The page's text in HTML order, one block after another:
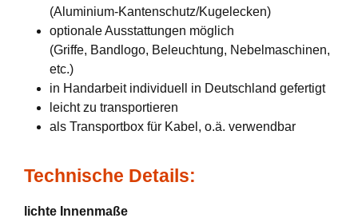
(Aluminium-Kantenschutz/Kugelecken)
optionale Ausstattungen möglich
(Griffe, Bandlogo, Beleuchtung, Nebelmaschinen,
etc.)
in Handarbeit individuell in Deutschland gefertigt
leicht zu transportieren
als Transportbox für Kabel, o.ä. verwendbar
Technische Details:
lichte Innenmaße